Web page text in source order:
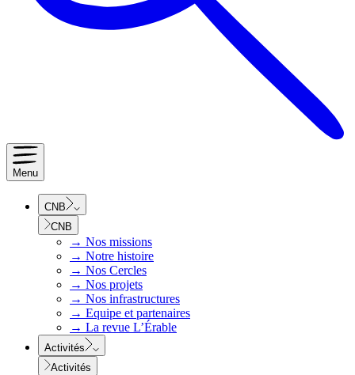
Menu
CNB
CNB
→ Nos missions
→ Notre histoire
→ Nos Cercles
→ Nos projets
→ Nos infrastructures
→ Equipe et partenaires
→ La revue L’Érable
Activités
Activités